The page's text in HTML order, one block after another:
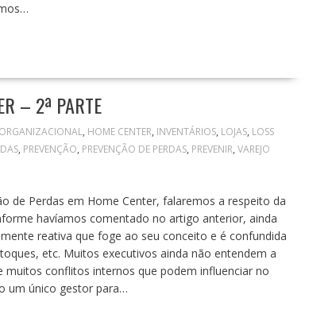
– 2ª PARTE
, HOME CENTER, INVENTÁRIOS, LOJAS, LOSS
, PREVENÇÃO, PREVENÇÃO DE PERDAS, PREVENIR, VAREJO
de Perdas em Home Center, falaremos a respeito da
havíamos comentado no artigo anterior, ainda
reativa que foge ao seu conceito e é confundida
etc. Muitos executivos ainda não entendem a
conflitos internos que podem influenciar no
um único gestor para…